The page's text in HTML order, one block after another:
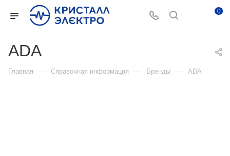
0
ADA
Главная — Справочная информация — Бренды — ADA